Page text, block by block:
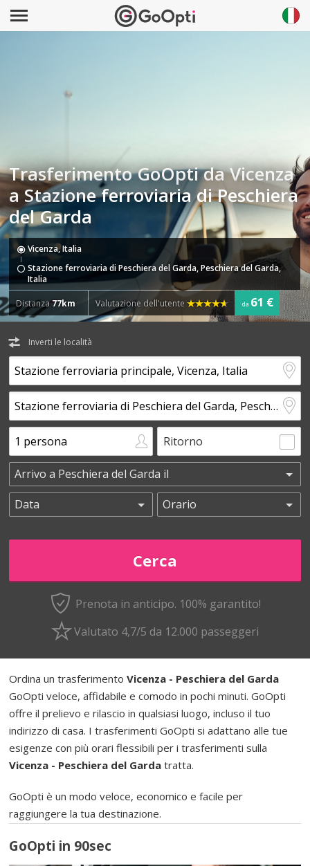
Trasferimento GoOpti da Vicenza
a Stazione ferroviaria di Peschiera
del Garda
Vicenza, Italia
Stazione ferroviaria di Peschiera del Garda, Peschiera del Garda,
Italia
Distanza77km Valutazione dell'utente da 61 €
Inverti le località
Ritorno
Prenota in anticipo. 100% garantito!
Valutato 4,7/5 da 12.000 passeggeri
Ordina un trasferimentoVicenza - Peschiera del Garda
GoOpti veloce, affidabile e comodo in pochi minuti. GoOpti
offre il prelievo e rilascio in qualsiasi luogo, incluso il tuo
indirizzo di casa. I trasferimenti GoOpti si adattano alle tue
esigenze con più orari flessibili per i trasferimenti sulla
Vicenza - Peschiera del Garda tratta.
GoOpti è un modo veloce, economico e facile per
raggiungere la tua destinazione.
GoOpti in 90sec